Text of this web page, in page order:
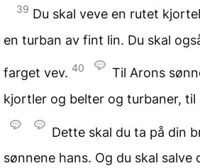
39 Du skal veve en rutet
en turban av fint lin. Du skal
farget vev. 40
Til Arons
kjortler og belter og turbaner,
Dette skal du ta på din
sønnene hans. Og du skal salve